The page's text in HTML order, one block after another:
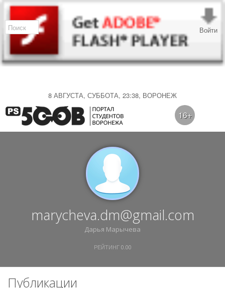
8 АВГУСТА, СУББОТА, 23:38, ВОРОНЕЖ
Войти
16+
marycheva.dm@gmail.com
Дарья Марычева
РЕЙТИНГ 0.00
Публикации